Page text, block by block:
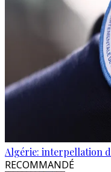
Algérie: interpellation
RECOMMANDÉ